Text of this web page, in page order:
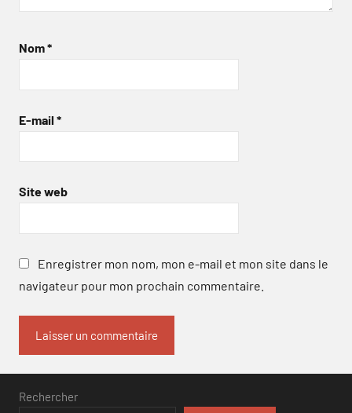
Nom*
E-mail *
Site web
Enregistrer mon nom, mon e-mail et mon site dans le
navigateur pour mon prochain commentaire.
Rechercher